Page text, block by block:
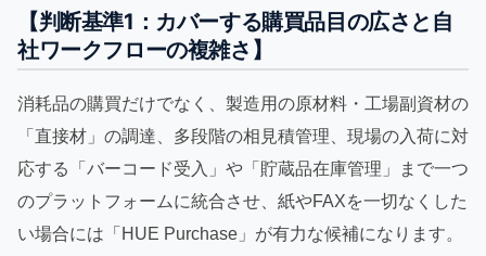
【判断基準1：カバーする購買品目の広さと自
社ワークフローの複雑さ】
消耗品の購買だけでなく、製造用の原材料・工場副資材の
「直接材」の調達、多段階の相見積管理、現場の入荷に対
応する「バーコード受入」や「貯蔵品在庫管理」まで一つ
のプラットフォームに統合させ、紙やFAXを一切なくした
い場合には「HUE Purchase」が有力な候補になります。